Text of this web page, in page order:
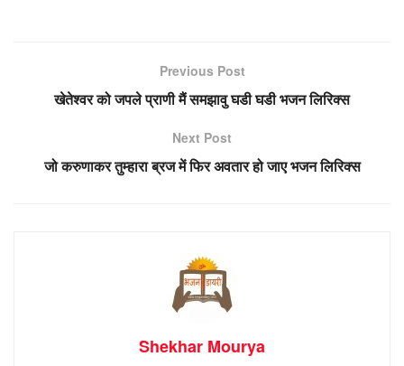
Previous Post
खेतेश्वर को जपले प्राणी मैं समझावु घडी घडी भजन लिरिक्स
Next Post
जो करुणाकर तुम्हारा ब्रज में फिर अवतार हो जाए भजन लिरिक्स
Shekhar Mourya